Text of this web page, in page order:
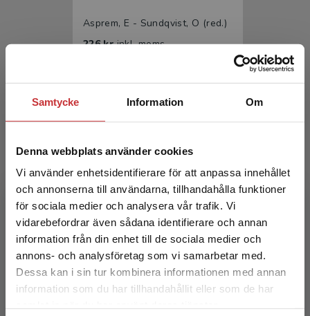
Samtycke Information Om
Denna webbplats använder cookies
Vi använder enhetsidentifierare för att anpassa innehållet
och annonserna till användarna, tillhandahålla funktioner
för sociala medier och analysera vår trafik. Vi
vidarebefordrar även sådana identifierare och annan
information från din enhet till de sociala medier och
annons- och analysföretag som vi samarbetar med.
Dessa kan i sin tur kombinera informationen med annan
information som du har tillhandahållit eller som de har
Begränsad fraktregion
Det verkar som att du besöker
studentlitteratur.se via en enhet utanför Sverige.
Asprem, E - Sundqvist, O (red.)
226 krinkl. moms
Religionshistoria
Asprem, E - Sundqvist, O
366 kr inkl. moms
Exkl. moms: 345 kr